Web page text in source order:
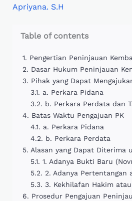
Apriyana. S.H
Table of contents
Pengertian Peninjauan
Dasar Hukum Peninjauan
Pihak yang Dapat
a. Perkara Pidana
b. Perkara Perdata dan
Batas Waktu Pengajuan PK
a. Perkara Pidana
b. Perkara Perdata
Alasan yang Dapat Diterima
1. Adanya Bukti Baru
2. Adanya Pertentangan
3. Kekhilafan Hakim
Prosedur Pengajuan